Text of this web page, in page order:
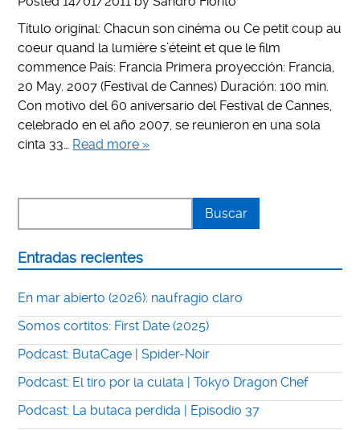
Título original: Chacun son cinéma ou Ce petit coup au
coeur quand la lumière s’éteint et que le film
commence País: Francia Primera proyección: Francia,
20 May. 2007 (Festival de Cannes) Duración: 100 min.
Con motivo del 60 aniversario del Festival de Cannes,
celebrado en el año 2007, se reunieron en una sola
cinta 33… Read more »
Entradas recientes
En mar abierto (2026): naufragio claro
Somos cortitos: First Date (2025)
Podcast: ButaCage | Spider-Noir
Podcast: El tiro por la culata | Tokyo Dragon Chef
Podcast: La butaca perdida | Episodio 37